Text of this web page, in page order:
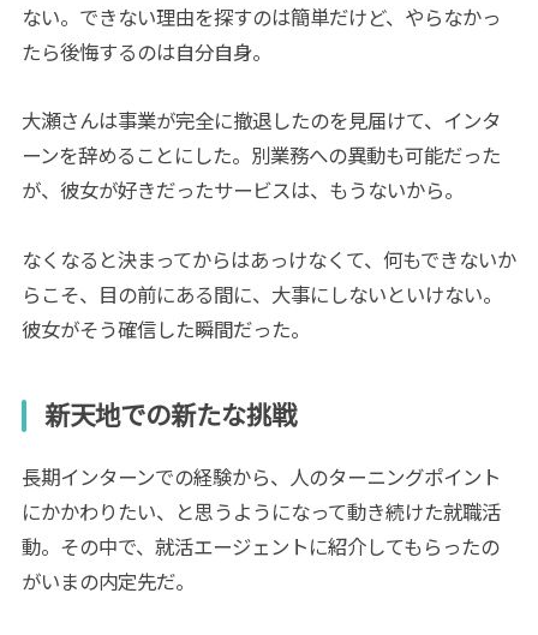
ない。できない理由を探すのは簡単だけど、やらなかっ
たら後悔するのは自分自身。
大瀬さんは事業が完全に撤退したのを見届けて、インタ
ーンを辞めることにした。別業務への異動も可能だった
が、彼女が好きだったサービスは、もうないから。
なくなると決まってからはあっけなくて、何もできないか
らこそ、目の前にある間に、大事にしないといけない。
彼女がそう確信した瞬間だった。
新天地での新たな挑戦
長期インターンでの経験から、人のターニングポイント
にかかわりたい、と思うようになって動き続けた就職活
動。その中で、就活エージェントに紹介してもらったの
がいまの内定先だ。